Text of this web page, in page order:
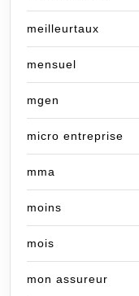
meilleurtaux
mensuel
mgen
micro entreprise
mma
moins
mois
mon assureur